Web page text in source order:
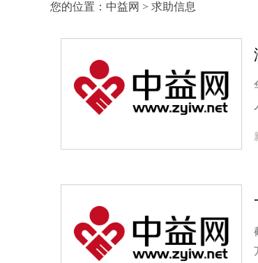
您的位置： 中益网 > 求助信息